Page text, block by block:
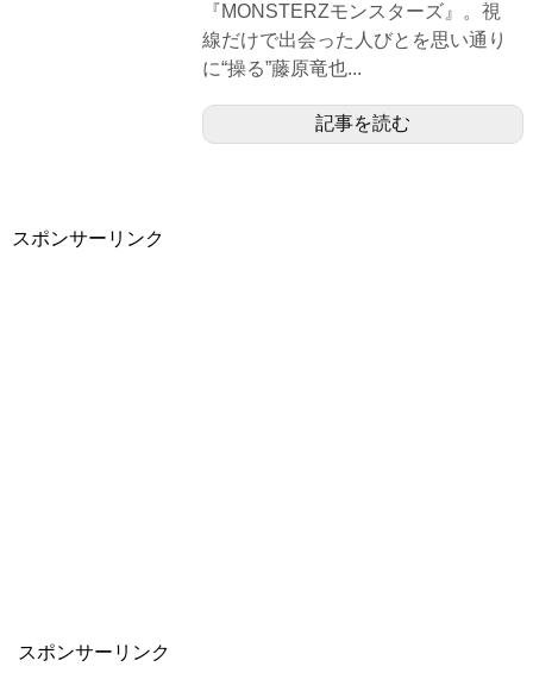
『MONSTERZモンスターズ』。視
線だけで出会った人びとを思い通り
に“操る”藤原竜也...
記事を読む
スポンサーリンク
スポンサーリンク